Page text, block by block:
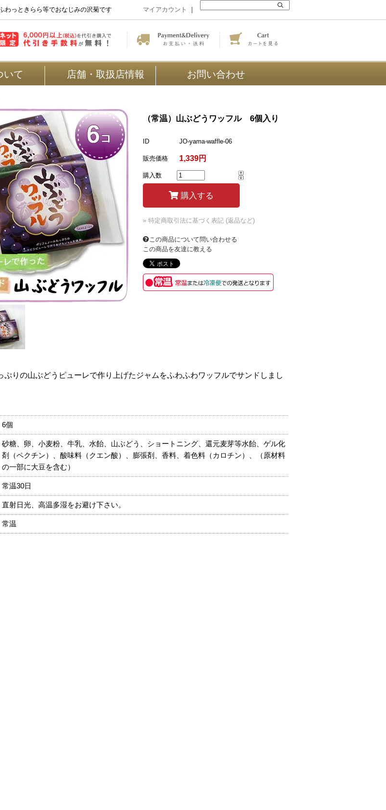
わっときらら等でおなじみの沢菊です マイアカウント ｜
いて 店舗・取扱店情報 お問い合わせ
（常温）山ぶどうワッフル 6個入り
ID JO-yama-waffle-06
販売価格 1,339円
購入数
購入する
» 特定商取引法に基づく表記 (返品など)
この商品について問い合わせる
この商品を友達に教える
ぷりの山ぶどうピューレで作り上げたジャムをふわふわワッフルでサンドしまし
6個
砂糖、卵、小麦粉、牛乳、水飴、山ぶどう、ショートニング、還元麦芽等水飴、ゲル化
剤（ペクチン）、酸味料（クエン酸）、膨張剤、香料、着色料（カロチン）、（原材料
の一部に大豆を含む）
常温30日
直射日光、高温多湿をお避け下さい。
常温